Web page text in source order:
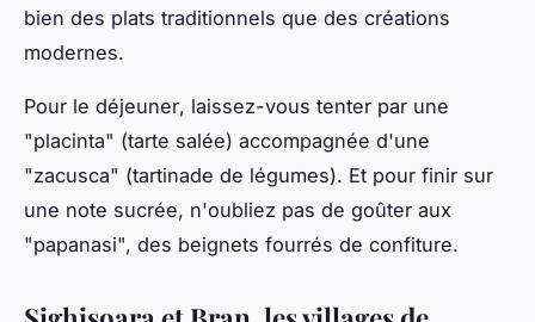
bien des plats traditionnels que des créations
modernes.
Pour le déjeuner, laissez-vous tenter par une
"placinta" (tarte salée) accompagnée d'une
"zacusca" (tartinade de légumes). Et pour finir sur
une note sucrée, n'oubliez pas de goûter aux
"papanasi", des beignets fourrés de confiture.